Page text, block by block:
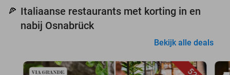
🍕 Italiaanse restaurants met korting in en
nabij Osnabrück
Bekijk alle deals